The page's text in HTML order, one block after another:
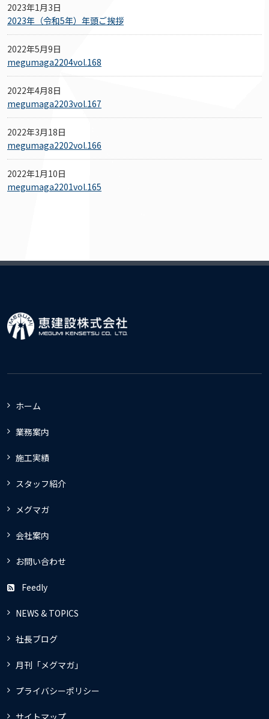
2023年1月3日
2023年（令和5年）年頭ご挨拶
2022年5月9日
megumaga2204vol.168
2022年4月8日
megumaga2203vol.167
2022年3月18日
megumaga2202vol.166
2022年1月10日
megumaga2201vol.165
ホーム
業務案内
施工実績
スタッフ紹介
メグマガ
会社案内
お問い合わせ
Feedly
NEWS & TOPICS
社長ブログ
月刊「メグマガ」
プライバシーポリシー
サイトマップ